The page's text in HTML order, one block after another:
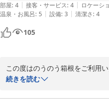
ですが、足柄牛が、陶板焼の濃い
た。
部屋の冷蔵庫に一口サイズの美味
夜ちょこっと食べるのに良かったで
宿の方は皆さん親切で、とても気
どうもありがとうございました。
部屋: 4 | 接客・サービス: 4 | ロケーシ
温泉・お風呂: 5 | 設備: 3 | 清潔さ: 4
105
この度はのうのう箱根をご利用
す。またご丁寧に貴重なご滞在
重ねてお礼申し上げます。足柄
続きを読む